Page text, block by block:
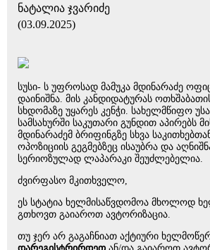
ნატალია ჯვარიძე
(03.09.2025)
სუსი- ს უფროსად მამუკა მდინარაძე
დაინიშნა. მის კანდიდატურას
სხდომაზე უყარეს კენჭი. სახელმწიფო
სამსახურში საკუთარი გუნდით აპირებს
მდინარაძემ ბრიფინგზე სხვა
ოპოზიციის გეგმებზეც ისაუბრა და
სერიოზულად ლაპარაკი შეუძლებელია.
ძვირფასო მკითხველო,
ეს სტატია ხელმისაწვდომოა მხოლოდ
გთხოვთ გაიაროთ ავტორიზაცია.
თუ ჯერ არ გაგაჩნიათ აქტიური